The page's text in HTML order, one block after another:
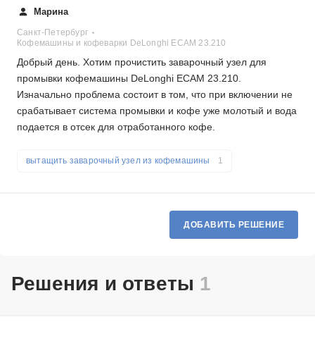
Марина
Санкт-Петербург
Кофемашины и кофеварки DeLonghi ECAM 23.210
Добрый день. Хотим прочистить заварочный узел для
промывки кофемашины DeLonghi ECAM 23.210.
Изначально проблема состоит в том, что при включении не
срабатывает система промывки и кофе уже молотый и вода
подается в отсек для отработанного кофе.
вытащить заварочный узел из кофемашины 1
ДОБАВИТЬ РЕШЕНИЕ
Решения и ответы 1